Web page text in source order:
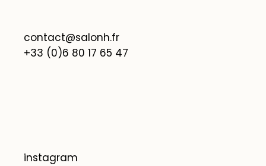
contact@salonh.fr
+33 (0)6 80 17 65 47
instagram